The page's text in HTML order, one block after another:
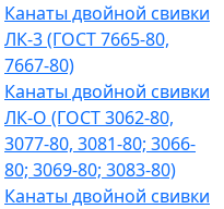
Канаты двойной свивки
ЛК-3 (ГОСТ 7665-80,
7667-80)
Канаты двойной свивки
ЛК-О (ГОСТ 3062-80,
3077-80, 3081-80; 3066-
80; 3069-80; 3083-80)
Канаты двойной свивки